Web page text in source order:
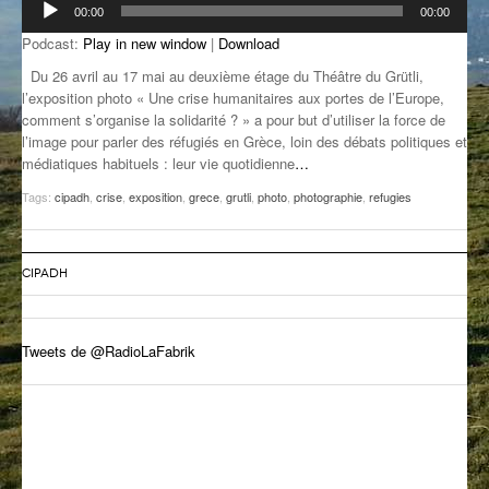
IL ÉTAIT UNE FOIS
L’ASTUCE DE LA PORTE EN BOIS
LA FABRIK POÉTIK
LA MINUTE LITTÉRAIRE
MUSIQUE DES ANTIPODES
SONORIK
audio
00:00 00:00
Podcast: Play in new window | Download
Du 26 avril au 17 mai au deuxième étage du Théâtre du Grütli,
l’exposition photo « Une crise humanitaires aux portes de l’Europe,
comment s’organise la solidarité ? » a pour but d’utiliser la force de
l’image pour parler des réfugiés en Grèce, loin des débats politiques et
médiatiques habituels : leur vie quotidienne…
Tags: cipadh crise exposition grece grutli photo photographie refugies
CIPADH
Tweets de @RadioLaFabrik